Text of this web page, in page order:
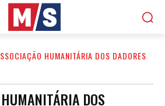
HUMANITÁRIA DOS DADORES
DOS